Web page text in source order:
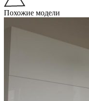
Похожие модели